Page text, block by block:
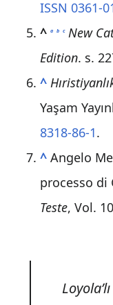
ISSN 0361-
^ a b c New
Edition. s.
^
Yaşam
8318-86-1.
^ Angelo
processo di
Teste, Vol.